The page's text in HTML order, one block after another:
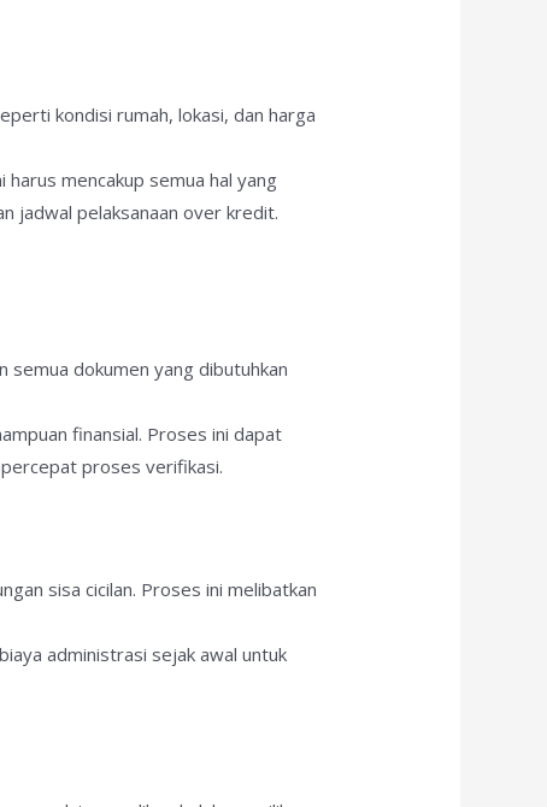
kondisi rumah, lokasi, dan harga
mencakup semua hal yang
jadwal pelaksanaan over kredit.
semua dokumen yang dibutuhkan
finansial. Proses ini dapat
proses verifikasi.
sisa cicilan. Proses ini melibatkan
administrasi sejak awal untuk